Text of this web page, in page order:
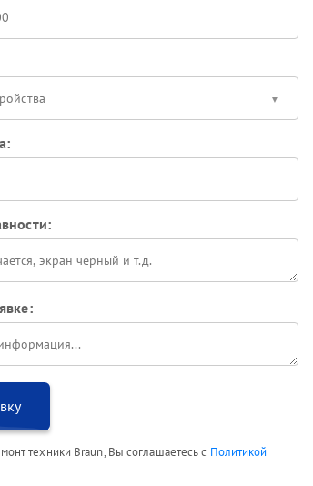
техники Braun, Вы соглашаетесь с Политикой